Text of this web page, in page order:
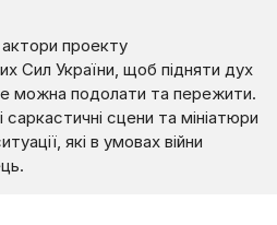
актори проекту
Сил України, щоб підняти дух
можна подолати та пережити.
саркастичні сцени та мініатюри
які в умовах війни